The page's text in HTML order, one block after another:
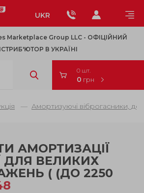
UKR
Marketplace Group LLC - OФІЦІЙНИЙ
В УКРАЇНІ
0 шт.
0 грн
Амортизуючі віброгасники,
АМОРТИЗАЦІЇ
ДЛЯ ВЕЛИКИХ
( (ДО 2250